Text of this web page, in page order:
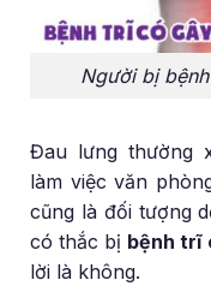
Người bị
Đau lưng thường
làm việc văn
cũng là đối tượng
có thắc bị bệnh trĩ
lời là không.